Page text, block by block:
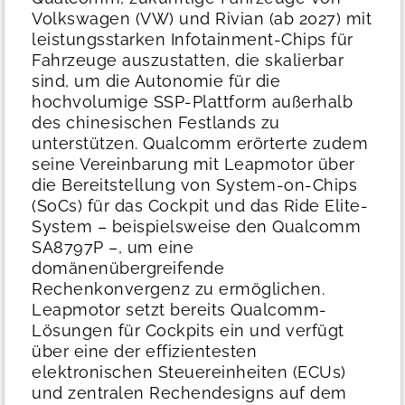
Volkswagen (VW) und Rivian (ab 2027) mit
leistungsstarken Infotainment-Chips für
Fahrzeuge auszustatten, die skalierbar
sind, um die Autonomie für die
hochvolumige SSP-Plattform außerhalb
des chinesischen Festlands zu
unterstützen. Qualcomm erörterte zudem
seine Vereinbarung mit Leapmotor über
die Bereitstellung von System-on-Chips
(SoCs) für das Cockpit und das Ride Elite-
System – beispielsweise den Qualcomm
SA8797P –, um eine
domänenübergreifende
Rechenkonvergenz zu ermöglichen.
Leapmotor setzt bereits Qualcomm-
Lösungen für Cockpits ein und verfügt
über eine der effizientesten
elektronischen Steuereinheiten (ECUs)
und zentralen Rechendesigns auf dem